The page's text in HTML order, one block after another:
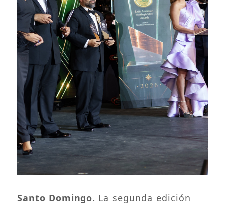
Santo Domingo. La segunda edición